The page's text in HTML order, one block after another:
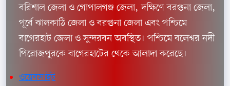
বরিশাল জেলা ও গোপালগঞ্জ জেলা, দক্ষিণে বরগুনা জেলা,
পূর্বে ঝালকাঠি জেলা ও বরগুনা জেলা এবং পশ্চিমে
বাগেরহাট জেলা ও সুন্দরবন অবস্থিত। পশ্চিমে বলেশ্বর নদী
পিরোজপুরকে বাগেরহাটের থেকে আলাদা করেছে।
ওয়েবসাইট